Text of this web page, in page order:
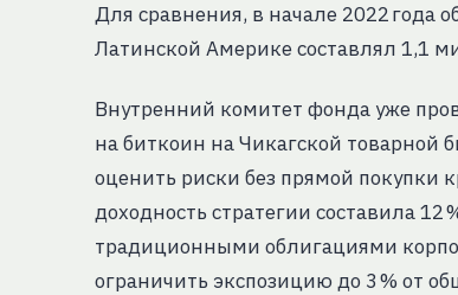
Для сравнения, в начале 2022
Латинской Америке составлял 1,1
Внутренний комитет фонда уже
на биткоин на Чикагской товарной
оценить риски без прямой покупки
доходность стратегии составила
традиционными облигациями
ограничить экспозицию до 3 % от